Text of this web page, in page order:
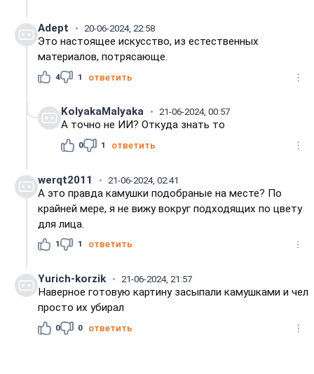
Adept 20-06-2024, 22:58
Это настоящее искусство, из естественных
материалов, потрясающе.
4 1 ответить
KolyakaMalyaka 21-06-2024, 00:57
А точно не ИИ? Откуда знать то
0 1 ответить
werqt2011 21-06-2024, 02:41
А это правда камушки подобраные на месте? По
крайней мере, я не вижу вокруг подходящих по цвету
для лица.
1 1 ответить
Yurich-korzik 21-06-2024, 21:57
Наверное готовую картину засыпали камушками и чел
просто их убирал
0 0 ответить